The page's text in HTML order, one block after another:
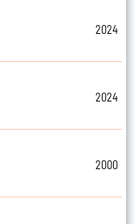
2024
2024
2000